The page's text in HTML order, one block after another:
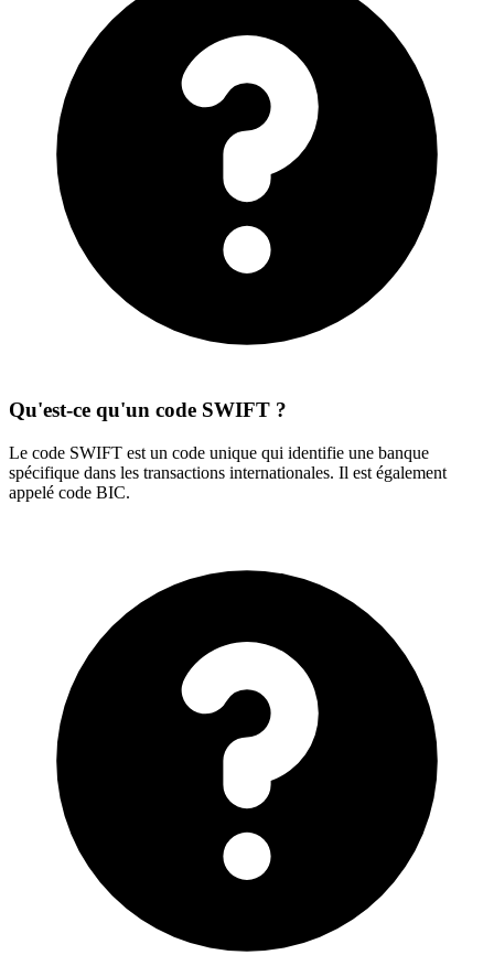
Qu'est-ce qu'un code SWIFT ?
Le code SWIFT est un code unique qui identifie une banque
spécifique dans les transactions internationales. Il est également
appelé code BIC.